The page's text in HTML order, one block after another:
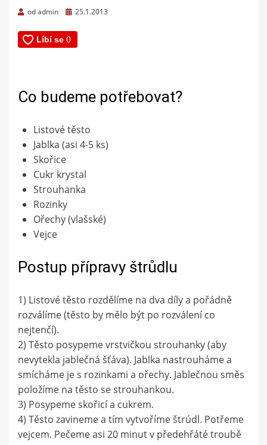
odadmin
Zveřejněno
25.1.2013
Co budeme potřebovat?
Listové těsto
Jablka (asi 4-5 ks)
Skořice
Cukr krystal
Strouhanka
Rozinky
Ořechy (vlašské)
Vejce
Postup přípravy štrůdlu
1) Listové těsto rozdělíme na dva díly a pořádně
rozválíme (těsto by mělo být po rozválení co
nejtenčí).
2) Těsto posypeme vrstvičkou strouhanky (aby
nevytekla jablečná šťáva). Jablka nastrouháme a
smícháme je s rozinkami a ořechy. Jablečnou směs
položíme na těsto se strouhankou.
3) Posypeme skořicí a cukrem.
4) Těsto zavineme a tím vytvoříme štrúdl. Potřeme
vejcem. Pečeme asi 20 minut v předehřáté troubě